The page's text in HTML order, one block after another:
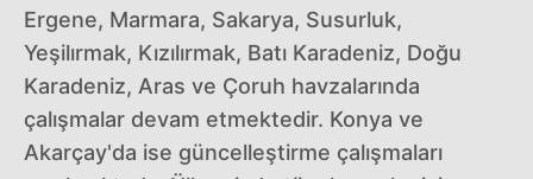
Ergene, Marmara, Sakarya, Susurluk,
Yeşilırmak, Kızılırmak, Batı Karadeniz, Doğu
Karadeniz, Aras ve Çoruh havzalarında
çalışmalar devam etmektedir. Konya ve
Akarçay'da ise güncelleştirme çalışmaları